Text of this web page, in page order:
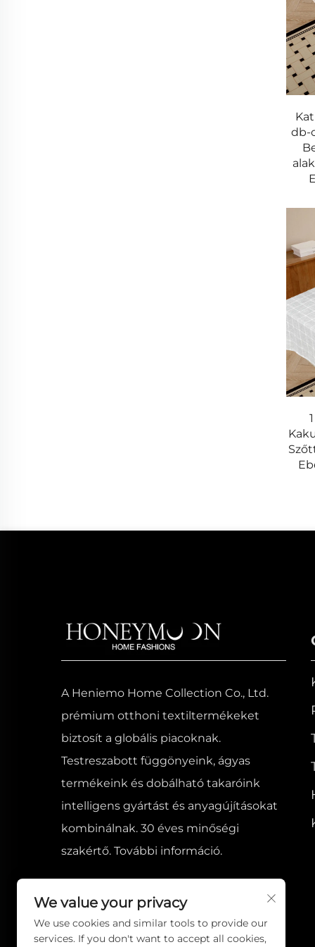
- GOTS-szertifikátummal rendelkező pamut
Luxus háziállat takarók
Gyártási kiválóság
- Mesterséges intelligencia által segített
2. Innovatív anyagtudomány
db-
A Heniemo Home Collection Co., Ltd.
prémium otthoni textiltermékeket
biztosít a globális piacoknak.
Testreszabott függönyeink, ágyas
termékeink és dobálható takaróink
intelligens gyártást és anyagújításokat
kombinálnak. 30 éves minőségi
szakértő. További információ.
We value your privacy
We use cookies and similar tools to provide our
services. If you don't want to accept all cookies,